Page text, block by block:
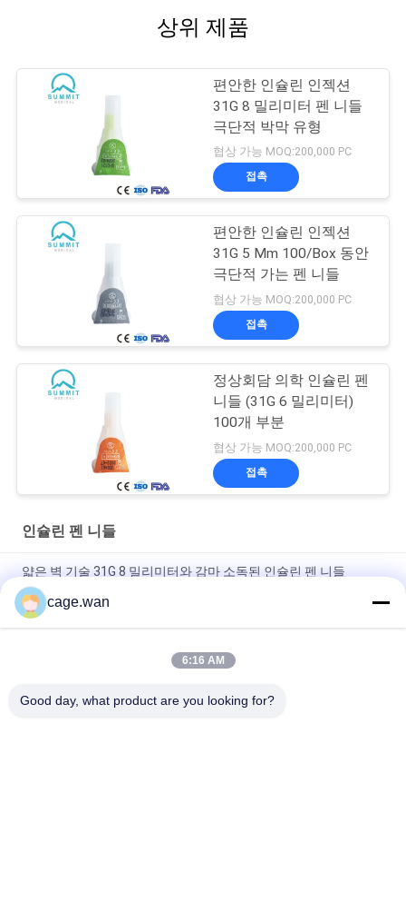
상위 제품
편안한 인슐린 인젝션
31G 8 밀리미터 펜 니들
극단적 박막 유형
협상 가능 MOQ:200,000 PC
접촉
편안한 인슐린 인젝션
31G 5 Mm 100/Box 동안
극단적 가는 펜 니들
협상 가능 MOQ:200,000 PC
접촉
정상회담 의학 인슐린 펜
니들 (31G 6 밀리미터)
100개 부분
협상 가능 MOQ:200,000 PC
접촉
인슐린 펜 니들
얇은 벽 기술 31G 8 밀리미터와 감마 소독된 인슐린 펜 니들
CE는 인슐린 인젝션 31G 6 밀리미터 동안 버릴 수 있는 당뇨병 펜
니들을 승인했습니다
극소 인슐린 펜은 앳-홈 인슐린 인젝션을 위해 32G 6 밀리미터를
cage.wan
6:16 AM
Good day, what product are you looking for?